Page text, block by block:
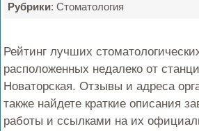
Рубрики: Стоматология
Рейтинг лучших
расположенных недалеко от
Новаторская. Отзывы и адреса
также найдете краткие описания
работы и ссылками на их